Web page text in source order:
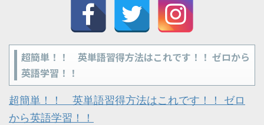
超簡単！！ 英単語習得方法はこれです！！ ゼロから
英語学習！！
超簡単！！ 英単語習得方法はこれです！！ ゼロ
から英語学習！！